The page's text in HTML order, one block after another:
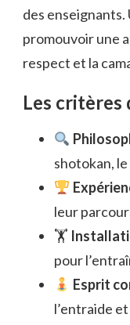
des enseignants.
promouvoir une
respect et la
Les critères
shotokan,
leur
🏋️
pour
Esprit
l’entraide